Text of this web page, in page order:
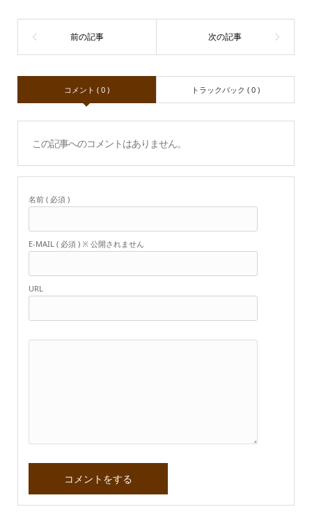
コメント ( 0 ) トラックバック ( 0 )
この記事へのコメントはありません。
名前 ( 必須 )
E-MAIL ( 必須 ) ※ 公開されません
URL